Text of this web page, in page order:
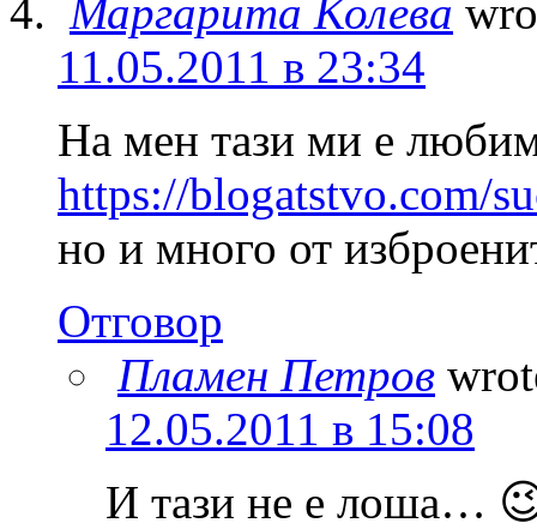
Маргарита Колева
11.05.2011 в 23:34
На мен тази ми е
https://blogatstvo.com/
но и много от
Отговор
Пламен Петров
12.05.2011 в 15:08
И тази не е лоша…